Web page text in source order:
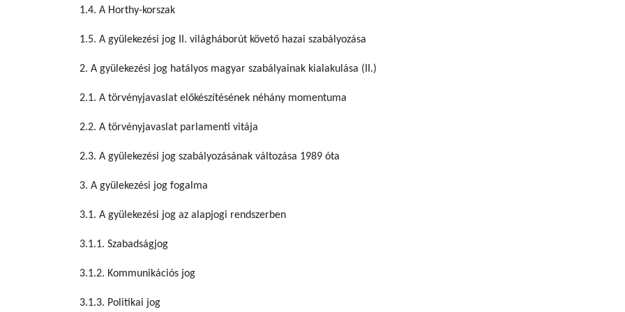
1.4. A Horthy-korszak
1.5. A gyülekezési jog II. világháborút követő hazai szabályozása
2. A gyülekezési jog hatályos magyar szabályainak kialakulása (II.)
2.1. A törvényjavaslat előkészítésének néhány momentuma
2.2. A törvényjavaslat parlamenti vitája
2.3. A gyülekezési jog szabályozásának változása 1989 óta
3. A gyülekezési jog fogalma
3.1. A gyülekezési jog az alapjogi rendszerben
3.1.1. Szabadságjog
3.1.2. Kommunikációs jog
3.1.3. Politikai jog